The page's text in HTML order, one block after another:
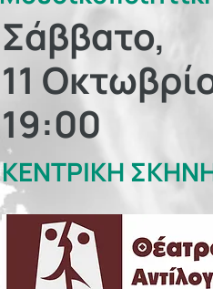
​Σάββατο,
11
19:00
ΚΕΝΤΡΙΚΗ